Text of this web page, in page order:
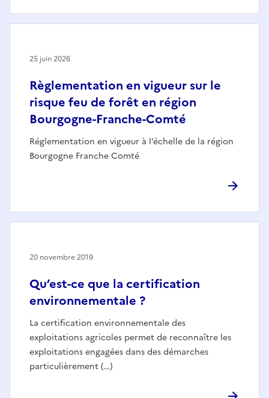
Règlementation en vigueur sur le
risque feu de forêt en région
Bourgogne-Franche-Comté
Réglementation en vigueur à l’échelle de la région
Bourgogne Franche Comté
25 juin 2026
Qu’est-ce que la certification
environnementale ?
La certification environnementale des
exploitations agricoles permet de reconnaître les
exploitations engagées dans des démarches
particulièrement (…)
20 novembre 2019